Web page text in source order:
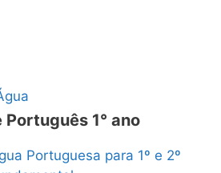
1° ano
Portuguesa para 1º e 2º